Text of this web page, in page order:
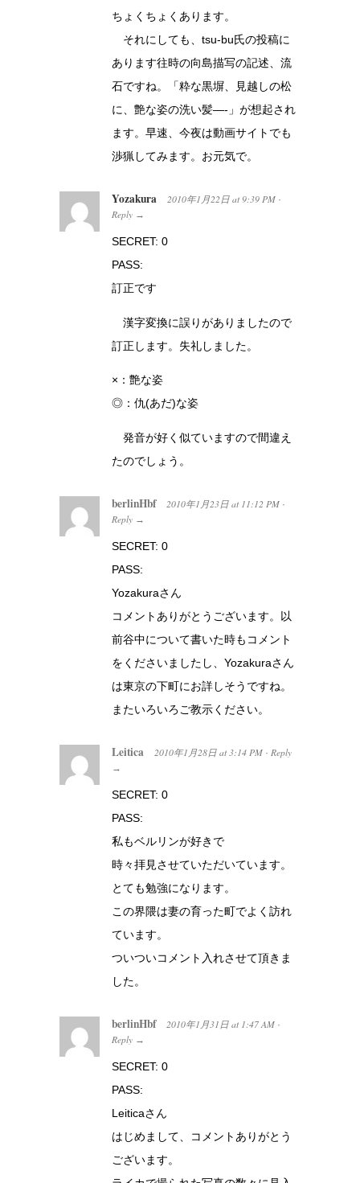
ちょくちょくあります。
それにしても、tsu-bu氏の投稿に
あります往時の向島描写の記述、流
石ですね。「粋な黒塀、見越しの松
に、艶な姿の洗い髪—-」が想起され
ます。早速、今夜は動画サイトでも
渉猟してみます。お元気で。
Yozakura 2010年1月22日 at 9:39 PM ·
Reply →
SECRET: 0
PASS:
訂正です
漢字変換に誤りがありましたので
訂正します。失礼しました。
×：艶な姿
◎：仇(あだ)な姿
発音が好く似ていますので間違え
たのでしょう。
berlinHbf 2010年1月23日 at 11:12 PM ·
Reply →
SECRET: 0
PASS:
Yozakuraさん
コメントありがとうございます。以
前谷中について書いた時もコメント
をくださいましたし、Yozakuraさん
は東京の下町にお詳しそうですね。
またいろいろご教示ください。
Leitica 2010年1月28日 at 3:14 PM · Reply
→
SECRET: 0
PASS:
私もベルリンが好きで
時々拝見させていただいています。
とても勉強になります。
この界隈は妻の育った町でよく訪れ
ています。
ついついコメント入れさせて頂きま
した。
berlinHbf 2010年1月31日 at 1:47 AM ·
Reply →
SECRET: 0
PASS:
Leiticaさん
はじめまして、コメントありがとう
ございます。